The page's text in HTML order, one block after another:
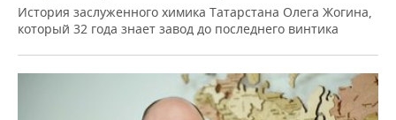
История заслуженного химика Татарстана Олега Жогина,
который 32 года знает завод до последнего винтика